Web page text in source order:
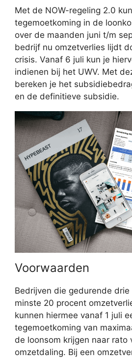
Met de NOW-regeling 2.0
tegemoetkoming in de
over de maanden juni t/m
bedrijf nu omzetverlies lijdt
crisis. Vanaf 6 juli kun je
indienen bij het UWV. Met
bereken je het
en de definitieve subsidie.
Voorwaarden
Bedrijven die gedurende
minste 20 procent
kunnen hiermee vanaf 1 juli
tegemoetkoming van
de loonsom krijgen naar rato
omzetdaling. Bij een